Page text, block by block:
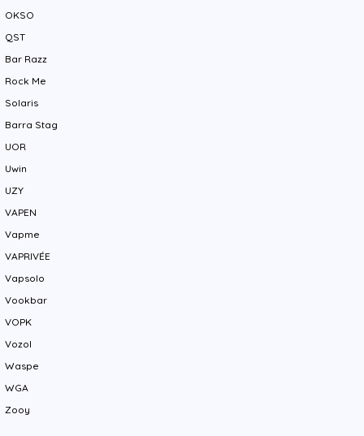
OKSO
QST
Bar Razz
Rock Me
Solaris
Barra Stag
UOR
Uwin
UZY
VAPEN
Vapme
VAPRIVÉE
Vapsolo
Vookbar
VOPK
Vozol
Waspe
WGA
Zooy